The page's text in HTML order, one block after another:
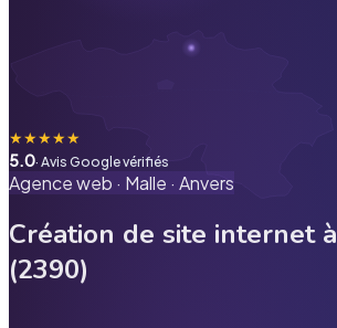
★★★★★
5.0· Avis Google vérifiés
Agence web · Malle · Anvers
Création de site internet à
(2390)